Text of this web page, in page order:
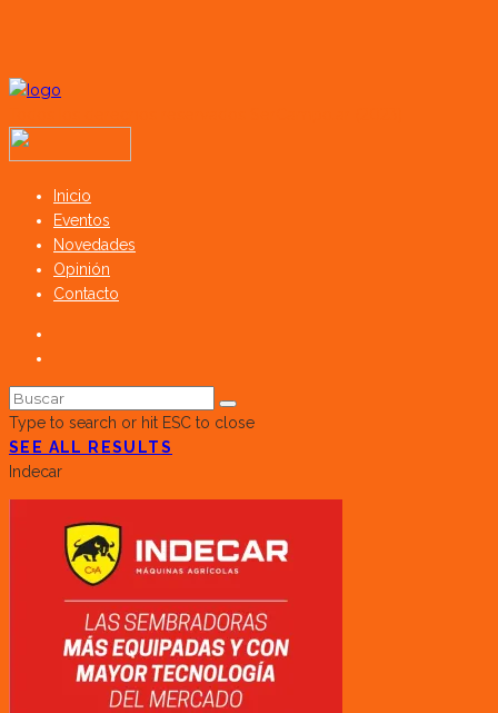
Inicio
Eventos
Novedades
Opinión
Contacto
Type to search or hit ESC to close
SEE ALL RESULTS
Indecar